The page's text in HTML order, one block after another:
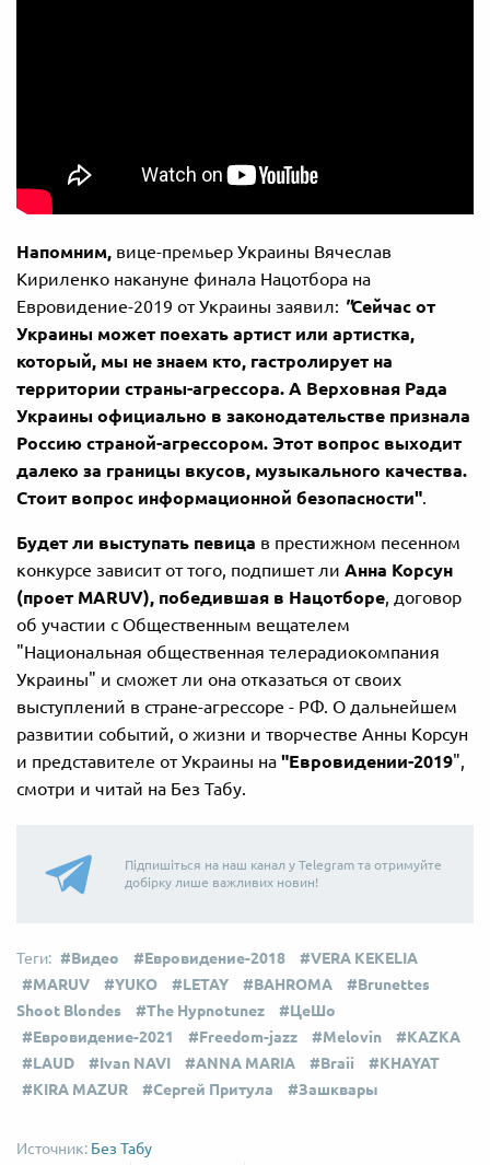
Напомним, вице-премьер Украины Вячеслав
Кириленко накануне финала Нацотбора на
Евровидение-2019 от Украины заявил: "Сейчас от
Украины может поехать артист или артистка,
который, мы не знаем кто, гастролирует на
территории страны-агрессора. А Верховная Рада
Украины официально в законодательстве признала
Россию страной-агрессором. Этот вопрос выходит
далеко за границы вкусов, музыкального качества.
Стоит вопрос информационной безопасности"
Будет ли выступать певица в престижном песенном
конкурсе зависит от того, подпишет ли Анна Корсун
(проет MARUV), победившая в Нацотборе , договор
об участии с Общественным вещателем
"Национальная общественная телерадиокомпания
Украины" и сможет ли она отказаться от своих
выступлений в стране-агрессоре - РФ. О дальнейшем
развитии событий, о жизни и творчестве Анны Корсун
и представителе от Украины на "Евровидении-2019",
смотри и читай на Без Табу.
Підпишіться на наш канал у Telegram та отримуйте
добірку лише важливих новин!
Видео Евровидение-2018
VERA KEKELIA
MARUV
YUKO LETAY BAHROMA
Brunettes
Shoot Blondes
The Hypnotunez
ЦеШо
Евровидение-2021
Freedom-jazz Melovin
KAZKA
LAUD
Ivan NAVI ANNA MARIA Braii
KHAYAT
KIRA MAZUR
Сергей Притула Зашквары
Без Табу